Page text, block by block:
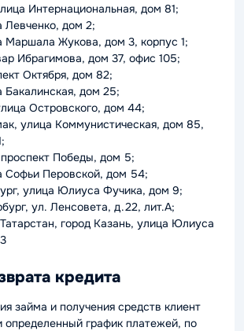
Интернациональная, дом 81;
Левченко, дом 2;
Маршала Жукова, дом 3, корпус 1;
Ибрагимова, дом 37, офис 105;
Октября, дом 82;
Бакалинская, дом 25;
Островского, дом 44;
улица Коммунистическая, дом 85,
проспект Победы, дом 5;
Софьи Перовской, дом 54;
улица Юлиуса Фучика, дом 9;
ул. Ленсовета, д.22, лит.А;
город Казань, улица Юлиуса
кредита
займа и получения средств клиент
определенный график платежей, по